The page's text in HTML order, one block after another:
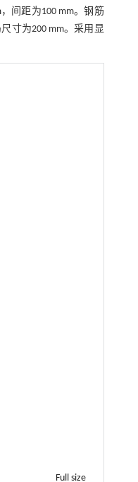
间距为100 mm。钢筋
寸为200 mm。采用显
Full size